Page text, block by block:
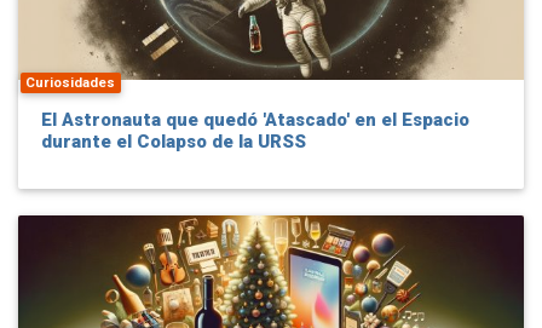
Curiosidades
El Astronauta que quedó 'Atascado' en el Espacio
durante el Colapso de la URSS